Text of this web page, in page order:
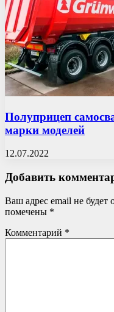
Полуприцеп
марки моделей
12.07.2022
Добавить
Ваш адрес email не будет
помечены *
Комментарий *